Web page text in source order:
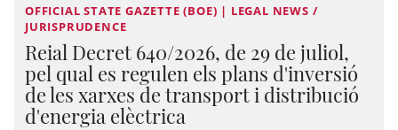
OFFICIAL STATE GAZETTE (BOE) | LEGAL NEWS /
JURISPRUDENCE
Reial Decret 640/2026, de 29 de juliol,
pel qual es regulen els plans d'inversió
de les xarxes de transport i distribució
d'energia elèctrica